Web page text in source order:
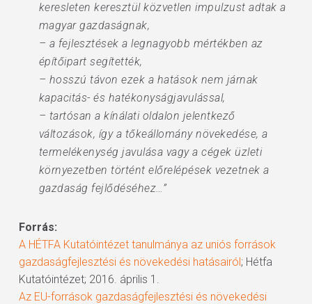
keresleten keresztül közvetlen impulzust adtak a
magyar gazdaságnak,
– a fejlesztések a legnagyobb mértékben az
építőipart segítették,
– hosszú távon ezek a hatások nem járnak
kapacitás- és hatékonyságjavulással,
– tartósan a kínálati oldalon jelentkező
változások, így a tőkeállomány növekedése, a
termelékenység javulása vagy a cégek üzleti
környezetben történt előrelépések vezetnek a
gazdaság fejlődéséhez…”
Forrás:
A HÉTFA Kutatóintézet tanulmánya az uniós források
gazdaságfejlesztési és növekedési hatásairól; Hétfa
Kutatóintézet; 2016. április 1.
Az EU-források gazdaságfejlesztési és növekedési